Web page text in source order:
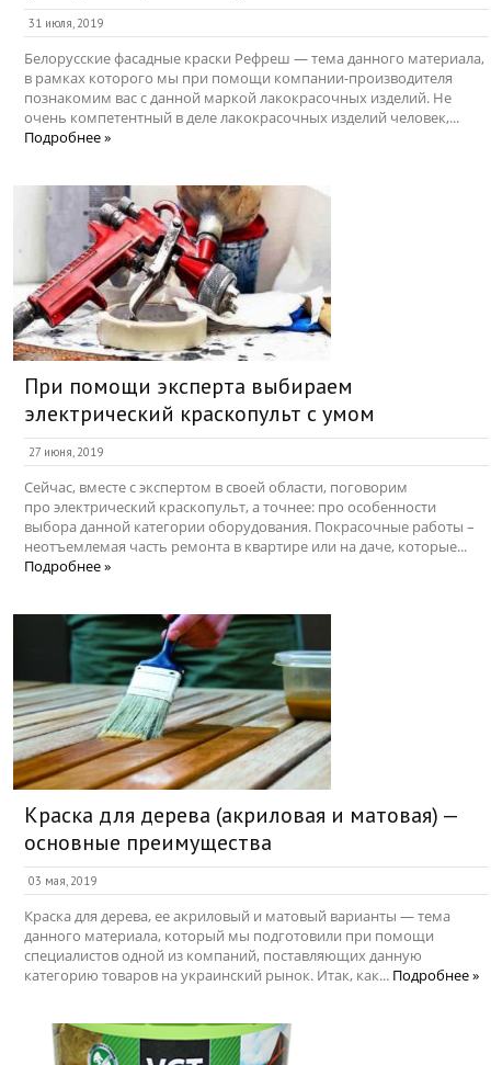
31 июля, 2019
Белорусские фасадные краски Рефреш — тема данного материала,
в рамках которого мы при помощи компании-производителя
познакомим вас с данной маркой лакокрасочных изделий. Не
очень компетентный в деле лакокрасочных изделий человек,...
Подробнее »
При помощи эксперта выбираем
электрический краскопульт с умом
27 июня, 2019
Сейчас, вместе с экспертом в своей области, поговорим
про электрический краскопульт, а точнее: про особенности
выбора данной категории оборудования. Покрасочные работы –
неотъемлемая часть ремонта в квартире или на даче, которые...
Подробнее »
Краска для дерева (акриловая и матовая) —
основные преимущества
03 мая, 2019
Краска для дерева, ее акриловый и матовый варианты — тема
данного материала, который мы подготовили при помощи
специалистов одной из компаний, поставляющих данную
категорию товаров на украинский рынок. Итак, как... Подробнее »